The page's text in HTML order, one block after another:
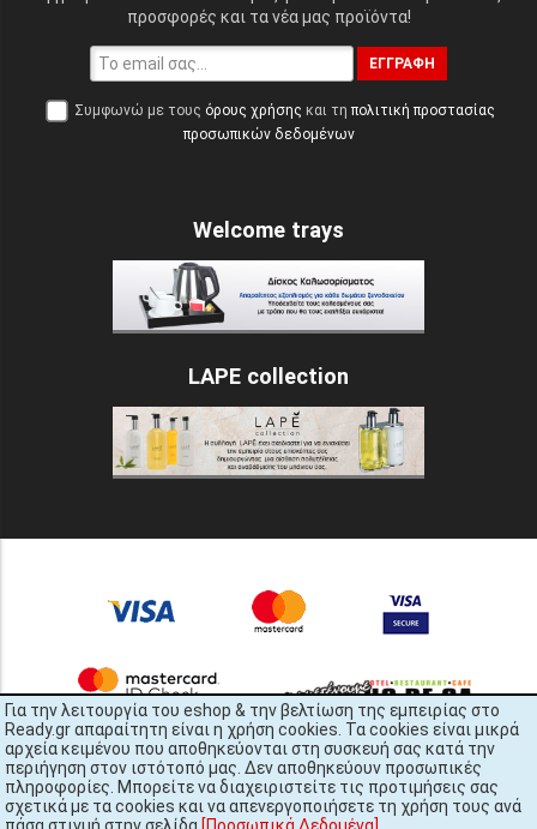
Για την λειτουργία του eshop & την βελτίωση της εμπειρίας στο
Ready.gr απαραίτητη είναι η χρήση cookies. Τα cookies είναι μικρά
αρχεία κειμένου που αποθηκεύονται στη συσκευή σας κατά την
περιήγηση στον ιστότοπό μας. Δεν αποθηκεύουν προσωπικές
πληροφορίες. Μπορείτε να διαχειριστείτε τις προτιμήσεις σας
σχετικά με τα cookies και να απενεργοποιήσετε τη χρήση τους ανά
προσφορές και τα νέα μας προϊόντα!
ΕΓΓΡΑΦΉ
Συμφωνώ με τους όρους χρήσης και τη πολιτική προστασίας
προσωπικών δεδομένων
Welcome trays
LAPE collection